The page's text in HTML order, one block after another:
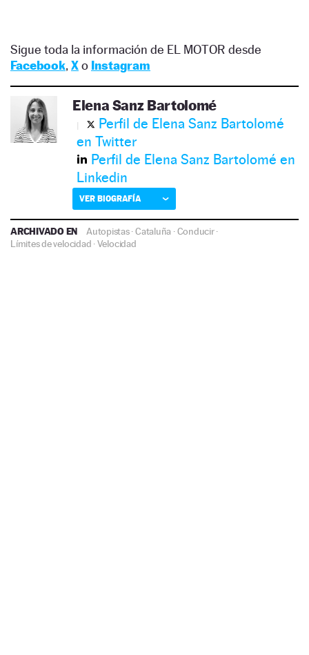
Sigue toda la información de EL MOTOR desde
Facebook, Xo Instagram
Elena Sanz Bartolomé
Perfil de Elena Sanz Bartolomé
en Twitter
Perfil de Elena Sanz Bartolomé en
Linkedin
VER BIOGRAFÍA
ARCHIVADO EN Autopistas·Cataluña ·Conducir·
Límites de velocidad ·Velocidad